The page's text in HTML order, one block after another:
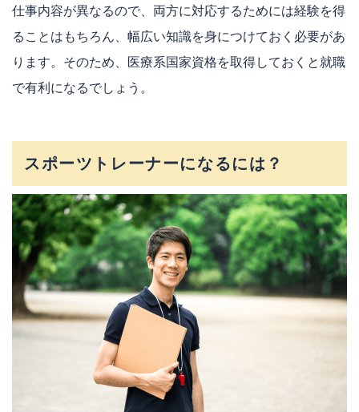
仕事内容が異なるので、両方に対応するためには経験を得
ることはもちろん、幅広い知識を身につけておく必要があ
ります。そのため、医療系国家資格を取得しておくと就職
で有利になるでしょう。
スポーツトレーナーになるには？